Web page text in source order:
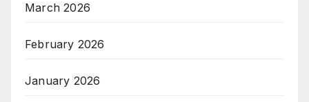
March 2026
February 2026
January 2026